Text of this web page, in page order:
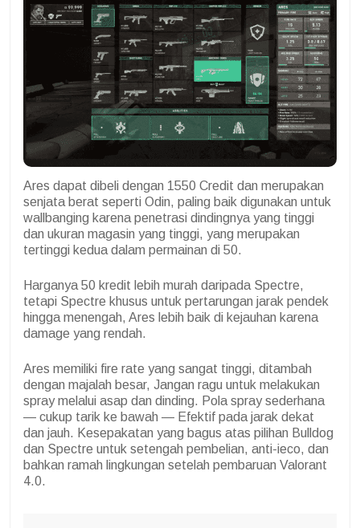
Ares dapat dibeli dengan 1550 Credit dan merupakan
senjata berat seperti Odin, paling baik digunakan untuk
wallbanging karena penetrasi dindingnya yang tinggi
dan ukuran magasin yang tinggi, yang merupakan
tertinggi kedua dalam permainan di 50.
Harganya 50 kredit lebih murah daripada Spectre,
tetapi Spectre khusus untuk pertarungan jarak pendek
hingga menengah, Ares lebih baik di kejauhan karena
damage yang rendah.
Ares memiliki fire rate yang sangat tinggi, ditambah
dengan majalah besar, Jangan ragu untuk melakukan
spray melalui asap dan dinding. Pola spray sederhana
— cukup tarik ke bawah — Efektif pada jarak dekat
dan jauh. Kesepakatan yang bagus atas pilihan Bulldog
dan Spectre untuk setengah pembelian, anti-ieco, dan
bahkan ramah lingkungan setelah pembaruan Valorant
4.0.